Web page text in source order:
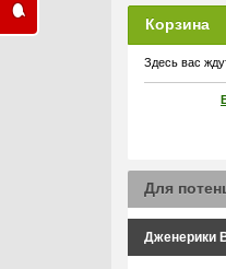
Корзина
Здесь вас
Для
Дженерики